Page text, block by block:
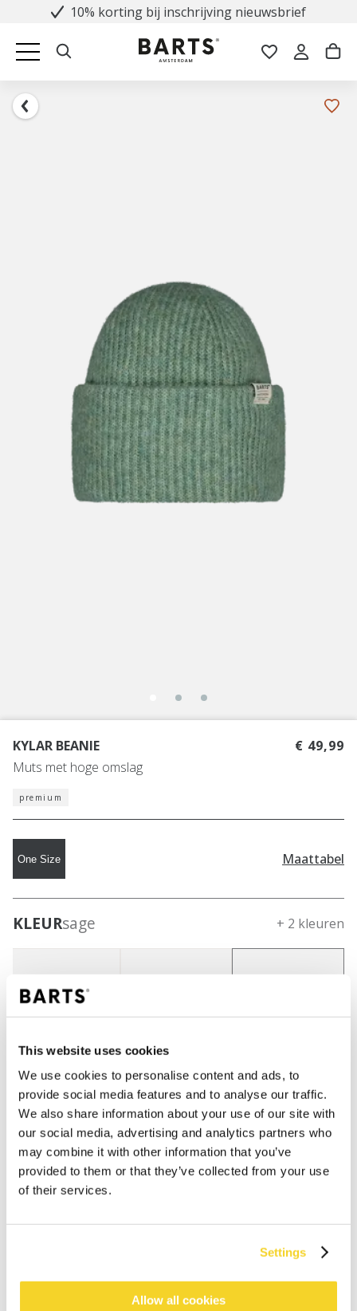
This website uses cookies
We use cookies to personalise content and ads, to
provide social media features and to analyse our traffic.
We also share information about your use of our site with
our social media, advertising and analytics partners who
may combine it with other information that you’ve
provided to them or that they’ve collected from your use
of their services.
Settings
Allow all cookies
10% korting bij inschrijving nieuwsbrief
KYLAR BEANIE
Muts met hoge omslag
€ 49,99
premium
One Size Maattabel
KLEURsage + 2 kleuren
Bestellingen die op werkdagen vóór 12:00 uur
Gratis verzending voor orders boven € 50,- binnen